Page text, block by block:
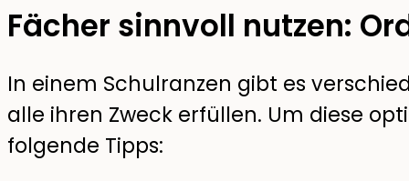
Fächer sinnvoll nutzen:
In einem Schulranzen gibt es
alle ihren Zweck erfüllen. Um diese
folgende Tipps: